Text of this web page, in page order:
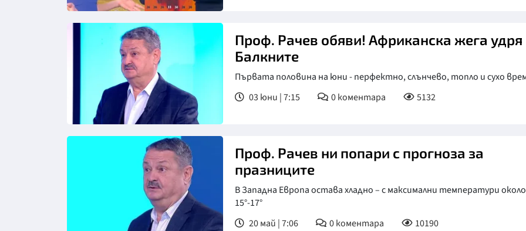
Проф. Рачев обяви! Африканска жега удря
Балкните
Първата половина на юни - перфектно, слънчево, топло и сухо
03 юни | 7:15
0коментара 5132
Проф. Рачев ни попари с прогноза за
празниците
В Западна Европа остава хладно – с максимални температури около
15°-17°
20 май | 7:06
0коментара 10190